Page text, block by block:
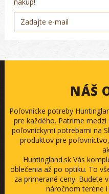
NÁŠ
Poľovnícke potreby
pre každého. Patríme
poľovníckymi potrebami na
produktov pre
Huntingland.sk Vás
oblečenia až po optiku. To
za primerané ceny. Budete
náročnom teréne